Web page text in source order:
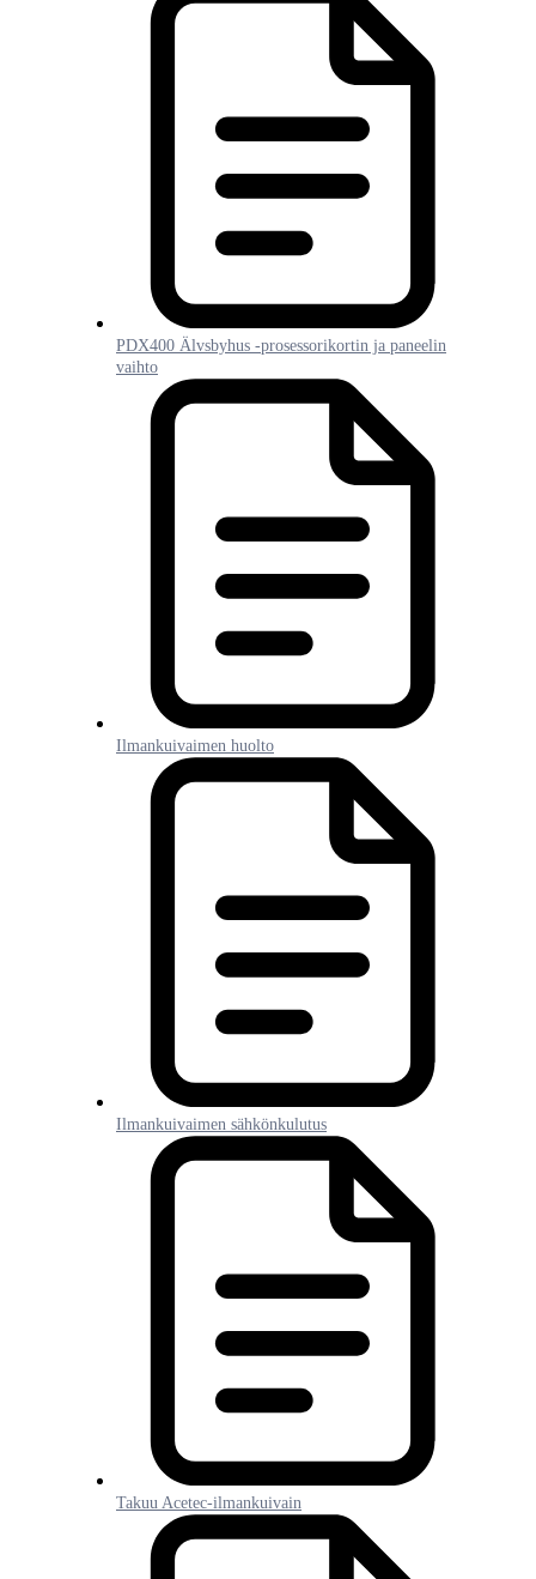
PDX400 Älvsbyhus -prosessorikortin ja paneelin
vaihto
Ilmankuivaimen huolto
Ilmankuivaimen sähkönkulutus
Takuu Acetec-ilmankuivain